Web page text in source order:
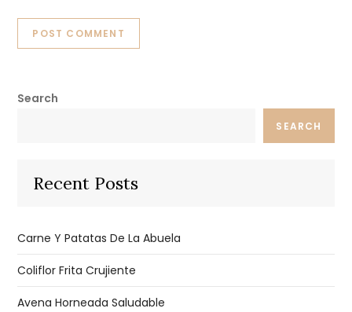
Search
SEARCH
Recent Posts
Carne Y Patatas De La Abuela
Coliflor Frita Crujiente
Avena Horneada Saludable